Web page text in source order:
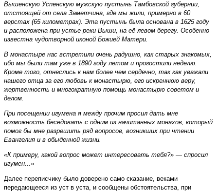
Вышенскую Успенскую мужскую пустынь Тамбовской губернии,
отстоящей от села Заметчина, где мы жили, примерно в 60
верстах (65 километрах). Эта пустынь была основана в 1625 году
и расположена при устье реки Выши, на её левом берегу. Особенно
известна чудотворной иконой Божией Матери.
В монастыре нас встретили очень радушно, как старых знакомых,
ибо мы были там уже в 1890 году летом и прогостили неделю.
Кроме того, отнеслись к нам более чем сердечно, так как уважали
нашего отца за его любовь к монастырю, его искреннюю веру,
жертвенность и многократную помощь монастырю советом и
делом.
При посещении игумена я между прочим просил дать мне
возможность беседовать с одним из начитанных монахов, который
помог бы мне разрешить ряд вопросов, возникших при чтении
Евангелия и в обыденной жизни.
«К примеру, какой вопрос может интересовать тебя?» — спросил
игумен...»
Далее переписчику было доверено само сказание, веками
передающееся из уст в уста, и сообщены обстоятельства, при